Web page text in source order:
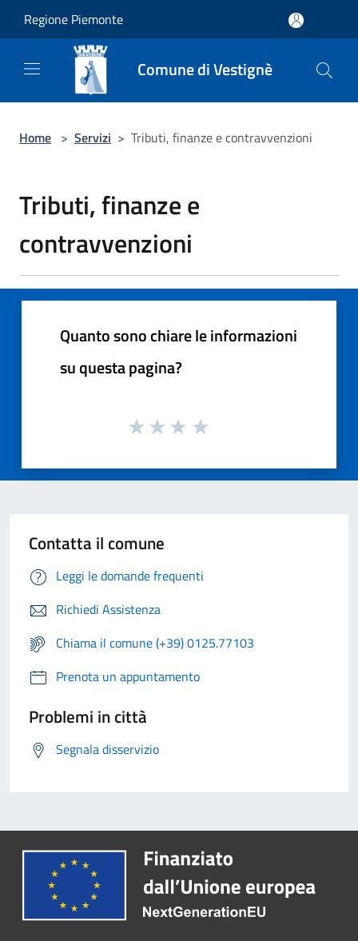
Regione Piemonte
Comune di Vestignè
Home > Servizi > Tributi, finanze e contravvenzioni
Tributi, finanze e
contravvenzioni
Quanto sono chiare le informazioni
su questa pagina?
Contatta il comune
Leggi le domande frequenti
Richiedi Assistenza
Chiama il comune (+39) 0125.77103
Prenota un appuntamento
Problemi in città
Segnala disservizio